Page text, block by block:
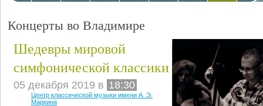
Концерты во Владимире
Шедевры мировой
симфонической классики
05 декабря 2019 в 18:30
Центр классической музыки имени А. Э.
Маркина